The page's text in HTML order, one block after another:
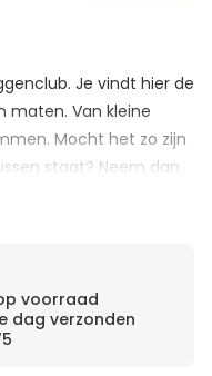
Je vindt hier de
maten. Van kleine
Mocht het zo zijn
staat? Neem dan
formaat Ommense
voorraad
dag verzonden